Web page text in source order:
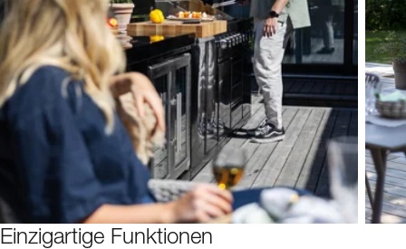
Einzigartige Funktionen